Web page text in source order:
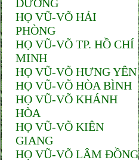
DƯƠNG
HỌ VŨ-VÕ HẢI
PHÒNG
HỌ VŨ-VÕ TP. HỒ CHÍ
MINH
HỌ VŨ-VÕ HƯNG YÊN
HỌ VŨ-VÕ HÒA BÌNH
HỌ VŨ-VÕ KHÁNH
HÒA
HỌ VŨ-VÕ KIÊN
GIANG
HỌ VŨ-VÕ LÂM ĐỒNG